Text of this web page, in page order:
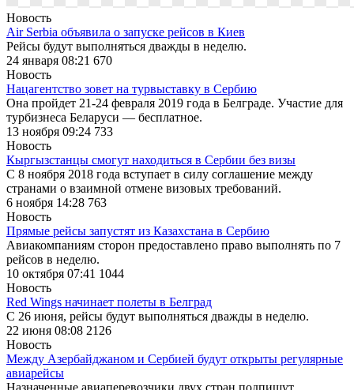
Новость
Air Serbia объявила о запуске рейсов в Киев
Рейсы будут выполняться дважды в неделю.
24 января 08:21 670
Новость
Нацагентство зовет на турвыставку в Сербию
Она пройдет 21-24 февраля 2019 года в Белграде. Участие для
турбизнеса Беларуси — бесплатное.
13 ноября 09:24 733
Новость
Кыргызстанцы смогут находиться в Сербии без визы
С 8 ноября 2018 года вступает в силу соглашение между
странами о взаимной отмене визовых требований.
6 ноября 14:28 763
Новость
Прямые рейсы запустят из Казахстана в Сербию
Авиакомпаниям сторон предоставлено право выполнять по 7
рейсов в неделю.
10 октября 07:41 1044
Новость
Red Wings начинает полеты в Белград
С 26 июня, рейсы будут выполняться дважды в неделю.
22 июня 08:08 2126
Новость
Между Азербайджаном и Сербией будут открыты регулярные
авиарейсы
Назначенные авиаперевозчики двух стран подпишут